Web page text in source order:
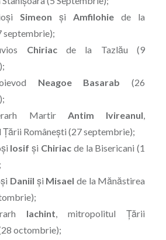
Simeon şiAmfilohie de la
septembrie);
Chiriacde la Tazlău (9
Neagoe Basarab (26
Martir Antim Ivireanul,
Româneşti (27 septembrie);
Iosif şi Chiriac de la Bisericani (1
Daniil și Misael de la Mănăstirea
Iachint, mitropolitul Ţării
octombrie);